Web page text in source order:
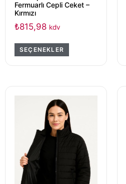
Fermuarlı Cepli Ceket –
Kırmızı
₺815,98 kdv
SEÇENEKLER